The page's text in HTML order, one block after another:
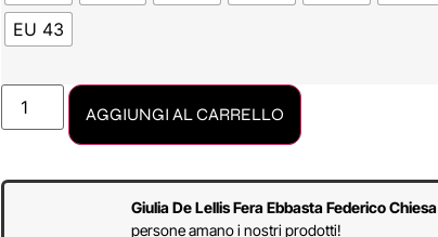
EU 43
AGGIUNGI AL CARRELLO
Giulia De Lellis Fera Ebbasta Federico Chiesa
persone amano i nostri prodotti!